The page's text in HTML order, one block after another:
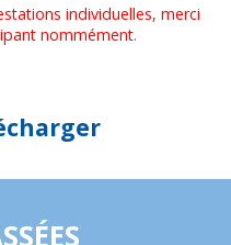
individuelles, merci
nommément.